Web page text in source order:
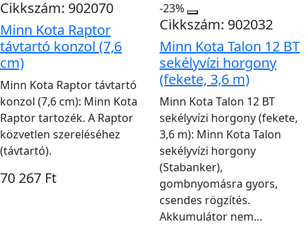
Cikkszám: 902070
Minn Kota Raptor
távtartó konzol (7,6
cm)
Minn Kota Raptor távtartó
konzol (7,6 cm): Minn Kota
Raptor tartozék. A Raptor
közvetlen szereléséhez
(távtartó).
70 267 Ft
-23%
Cikkszám: 902032
Minn Kota Talon 12 BT
sekélyvízi horgony
(fekete, 3,6 m)
Minn Kota Talon 12 BT
sekélyvízi horgony (fekete,
3,6 m): Minn Kota Talon
sekélyvízi horgony
(Stabanker),
gombnyomásra gyors,
csendes rögzítés.
Akkumulátor nem…